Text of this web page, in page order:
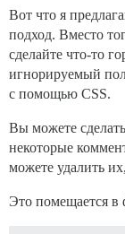
Вот что я
подход. Вместо
сделайте что-то
игнорируемый
с помощью CSS.
Вы можете
некоторые
можете удалить
Это помещается в